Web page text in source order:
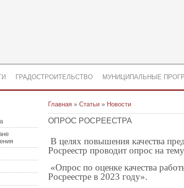
ГРАДОСТРОИТЕЛЬСТВО МУНИЦИПАЛЬНЫЕ
Главная » Статьи » Новости
ОПРОС РОСРЕЕСТРА
В целях повышения качества
Росреестр проводит опрос на
«Опрос по оценке качества
Росреестре в 2023 году».